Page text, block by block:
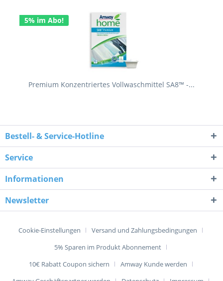
5% im Abo!
Premium Konzentriertes Vollwaschmittel SA8™ -...
Bestell- & Service-Hotline
Service
Informationen
Newsletter
Cookie-Einstellungen
Versand und Zahlungsbedingungen
5% Sparen im Produkt Abonnement
10€ Rabatt Coupon sichern
Amway Kunde werden